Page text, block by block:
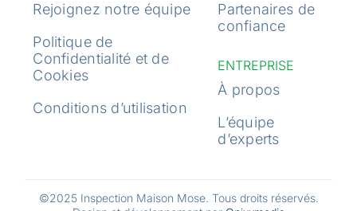
Rejoignez notre équipe
Politique de
Confidentialité et de
Cookies
Conditions d’utilisation
Partenaires de
confiance
ENTREPRISE
À propos
L’équipe
d’experts
©2025 Inspection Maison Mose. Tous droits réservés.